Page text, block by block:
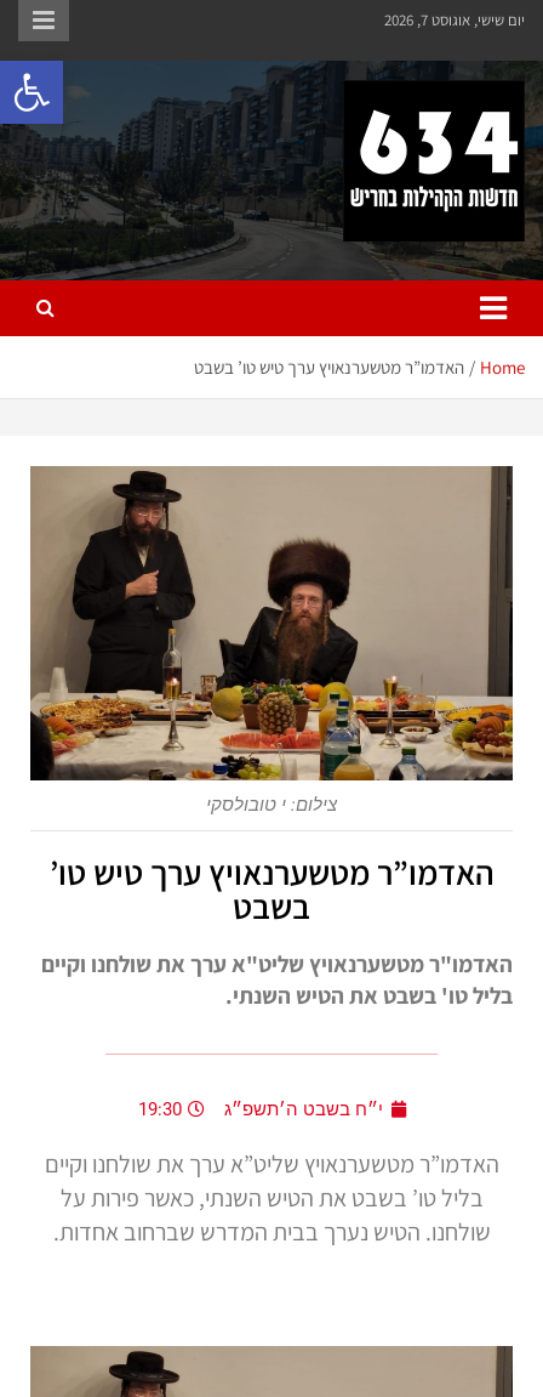
יום שישי, אוגוסט 7, 2026
חריש 634
חדשות הקהילות בחריש
Home האדמו”ר מטשערנאויץ ערך טיש טו’ בשבט
צילום: י טובולסקי
האדמו”ר מטשערנאויץ ערך טיש טו’
בשבט
האדמו"ר מטשערנאויץ שליט"א ערך את שולחנו וקיים
בליל טו' בשבט את הטיש השנתי.
י״ח בשבט ה׳תשפ״ג 19:30
האדמו”ר מטשערנאויץ שליט”א ערך את שולחנו וקיים
בליל טו’ בשבט את הטיש השנתי, כאשר פירות על
שולחנו. הטיש נערך בבית המדרש שברחוב אחדות.